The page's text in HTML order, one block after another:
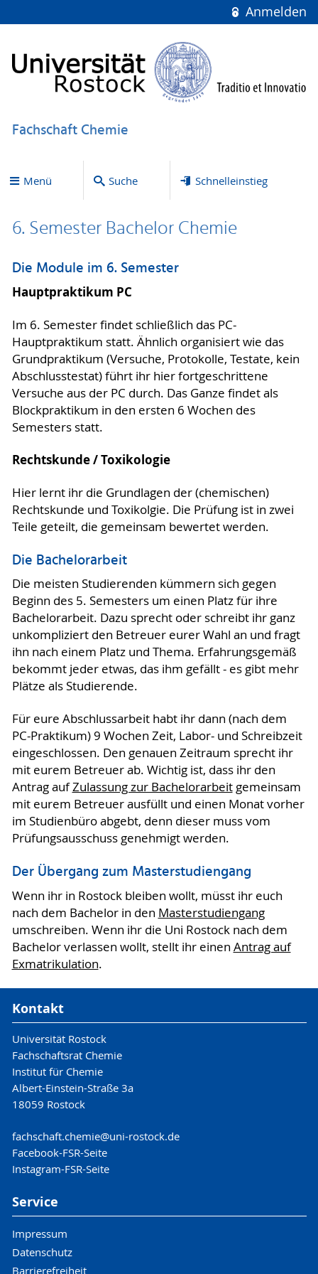
Anmelden
Fachschaft Chemie
Menü Suche Schnelleinstieg
6. Semester Bachelor Chemie
Die Module im 6. Semester
Hauptpraktikum PC
Im 6. Semester findet schließlich das PC-
Hauptpraktikum statt. Ähnlich organisiert wie das
Grundpraktikum (Versuche, Protokolle, Testate, kein
Abschlusstestat) führt ihr hier fortgeschrittene
Versuche aus der PC durch. Das Ganze findet als
Blockpraktikum in den ersten 6 Wochen des
Semesters statt.
Rechtskunde / Toxikologie
Hier lernt ihr die Grundlagen der (chemischen)
Rechtskunde und Toxikolgie. Die Prüfung ist in zwei
Teile geteilt, die gemeinsam bewertet werden.
Die Bachelorarbeit
Die meisten Studierenden kümmern sich gegen
Beginn des 5. Semesters um einen Platz für ihre
Bachelorarbeit. Dazu sprecht oder schreibt ihr ganz
unkompliziert den Betreuer eurer Wahl an und fragt
ihn nach einem Platz und Thema. Erfahrungsgemäß
bekommt jeder etwas, das ihm gefällt - es gibt mehr
Plätze als Studierende.
Für eure Abschlussarbeit habt ihr dann (nach dem
PC-Praktikum) 9 Wochen Zeit, Labor- und Schreibzeit
eingeschlossen. Den genauen Zeitraum sprecht ihr
mit eurem Betreuer ab. Wichtig ist, dass ihr den
Antrag aufZulassung zur Bachelorarbeitgemeinsam
mit eurem Betreuer ausfüllt und einen Monat vorher
im Studienbüro abgebt, denn dieser muss vom
Prüfungsausschuss genehmigt werden.
Der Übergang zum Masterstudiengang
Wenn ihr in Rostock bleiben wollt, müsst ihr euch
nach dem Bachelor in den Masterstudiengang
umschreiben. Wenn ihr die Uni Rostock nach dem
Bachelor verlassen wollt, stellt ihr einen Antrag auf
Exmatrikulation.
Kontakt
Universität Rostock
Fachschaftsrat Chemie
Institut für Chemie
Albert-Einstein-Straße 3a
18059 Rostock
fachschaft.chemie@uni-rostock.de
Facebook-FSR-Seite
Instagram-FSR-Seite
Service
Impressum
Datenschutz
Barrierefreiheit